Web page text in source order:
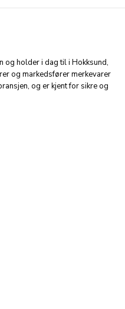
og holder i dag til i Hokksund,
og markedsfører merkevarer
og er kjent for sikre og